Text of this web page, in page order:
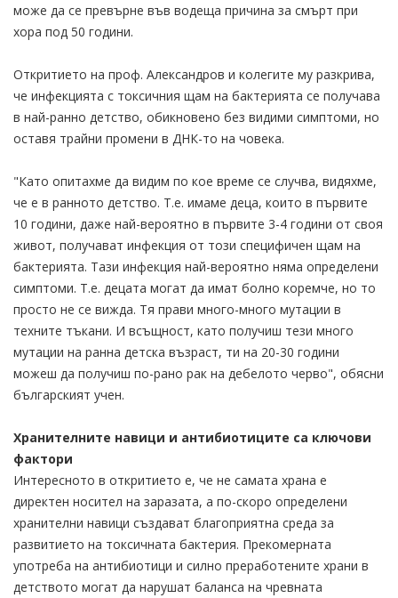
може да се превърне във водеща причина за смърт при
хора под 50 години.
Откритието на проф. Александров и колегите му разкрива,
че инфекцията с токсичния щам на бактерията се получава
в най-ранно детство, обикновено без видими симптоми, но
оставя трайни промени в ДНК-то на човека.
"Като опитахме да видим по кое време се случва, видяхме,
че е в ранното детство. Т.е. имаме деца, които в първите
10 години, даже най-вероятно в първите 3-4 години от своя
живот, получават инфекция от този специфичен щам на
бактерията. Тази инфекция най-вероятно няма определени
симптоми. Т.е. децата могат да имат болно коремче, но то
просто не се вижда. Тя прави много-много мутации в
техните тъкани. И всъщност, като получиш тези много
мутации на ранна детска възраст, ти на 20-30 години
можеш да получиш по-рано рак на дебелото черво", обясни
българският учен.
Хранителните навици и антибиотиците са ключови
фактори
Интересното в откритието е, че не самата храна е
директен носител на заразата, а по-скоро определени
хранителни навици създават благоприятна среда за
развитието на токсичната бактерия. Прекомерната
употреба на антибиотици и силно преработените храни в
детството могат да нарушат баланса на чревната